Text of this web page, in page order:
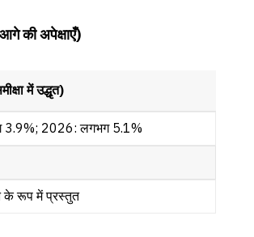
की अपेक्षाएँ)
में उद्धृत)
2026: लगभग 5.1%
के रूप में प्रस्तुत